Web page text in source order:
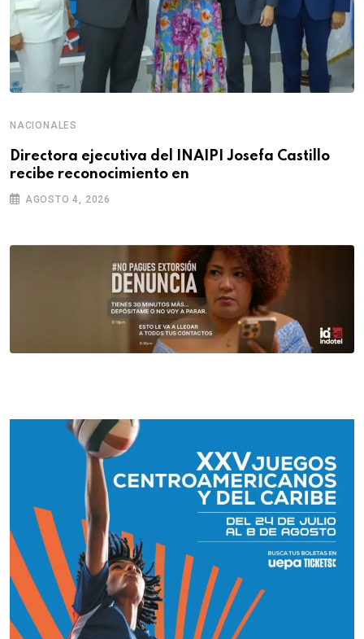
NACIONALES
Directora ejecutiva del INAIPI Josefa Castillo
recibe reconocimiento en
AGOSTO 4, 2026